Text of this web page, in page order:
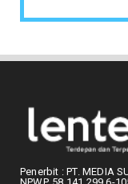
Bupati
Penerbit : PT. MEDIA